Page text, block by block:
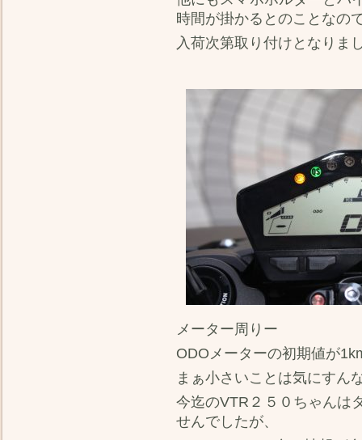
時間が掛かるとのことなの
入荷次第取り付けとなりま
メーター周りー
ODOメーターの初期値が
まぁ小さいことは気にすん
今迄のVTR２５０ちゃんは
せんでしたが、